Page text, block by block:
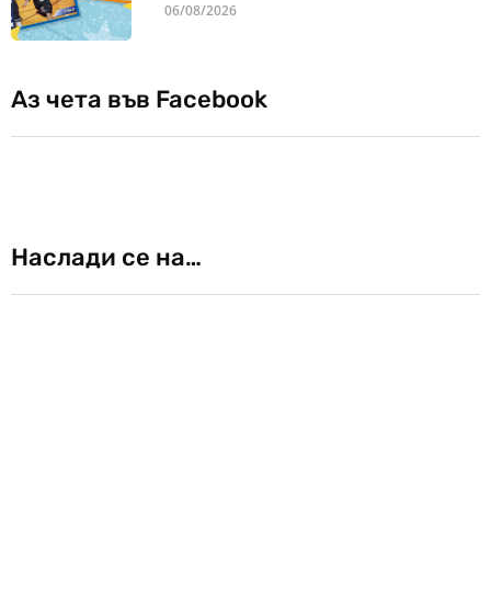
06/08/2026
Аз чета във Facebook
Наслади се на…